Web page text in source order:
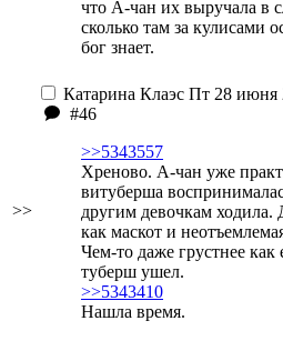
что А-чан их выручала в
сколько там за кулисами
бог знает.
>>
Катарина Клаэс Пт 28 июня
#46
>>5343557
Хреново. А-чан уже
витуберша
другим девочкам
как маскот и
Чем-то даже грустнее как
туберш ушел.
>>5343410
Нашла время.